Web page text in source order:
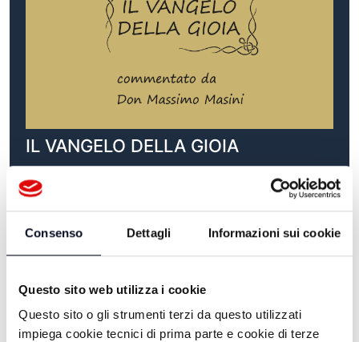
Consenso Dettagli Informazioni sui cookie
Questo sito web utilizza i cookie
Questo sito o gli strumenti terzi da questo utilizzati
impiega cookie tecnici di prima parte e cookie di terze
IL VANGELO DELLA GIOIA